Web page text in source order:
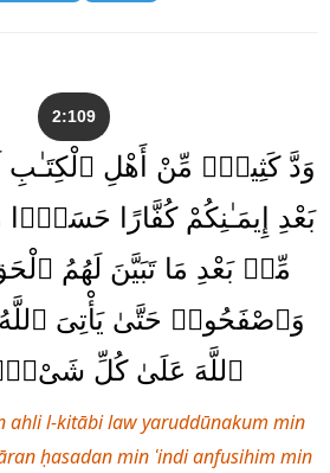
2:109
وَدَّ كَثِيرٌۭ مِّنْ أَهْلِ ٱلْكِتَـٰبِ
بَعْدِ إِيمَـٰنِكُمْ كُفَّارًا حَسَدًۭا
مِّنۢ بَعْدِ مَا تَبَيَّنَ لَهُمُ
وَٱصْفَحُوا۟ حَتَّىٰ يَأْتِىَ
ٱللَّهَ عَلَىٰ كُلِّ
ahli l-kitābi law yaruddūnakum min
ḥasadan min ʿindi anfusihim min